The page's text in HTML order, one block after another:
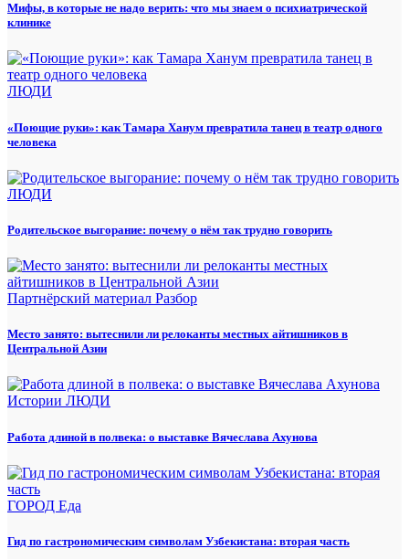
Мифы, в которые не надо верить: что мы знаем о психиатрической
клинике
ЛЮДИ
«Поющие руки»: как Тамара Ханум превратила танец в театр одного
человека
ЛЮДИ
Родительское выгорание: почему о нём так трудно говорить
Партнёрский материал Разбор
Место занято: вытеснили ли релоканты местных айтишников в
Центральной Азии
Истории ЛЮДИ
Работа длиной в полвека: о выставке Вячеслава Ахунова
ГОРОД Еда
Гид по гастрономическим символам Узбекистана: вторая часть